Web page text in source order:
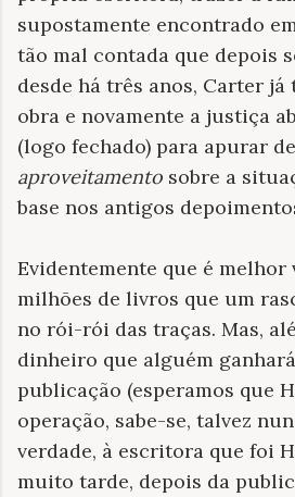
supostamente encontrado
tão mal contada que depois
desde há três anos, Carter
obra e novamente a justiça
(logo fechado) para apurar
aproveitamento sobre a
base nos antigos
Evidentemente que é melhor
milhões de livros que um
no rói-rói das traças. Mas,
dinheiro que alguém
publicação (esperamos que
operação, sabe-se, talvez
verdade, à escritora que foi
muito tarde, depois da